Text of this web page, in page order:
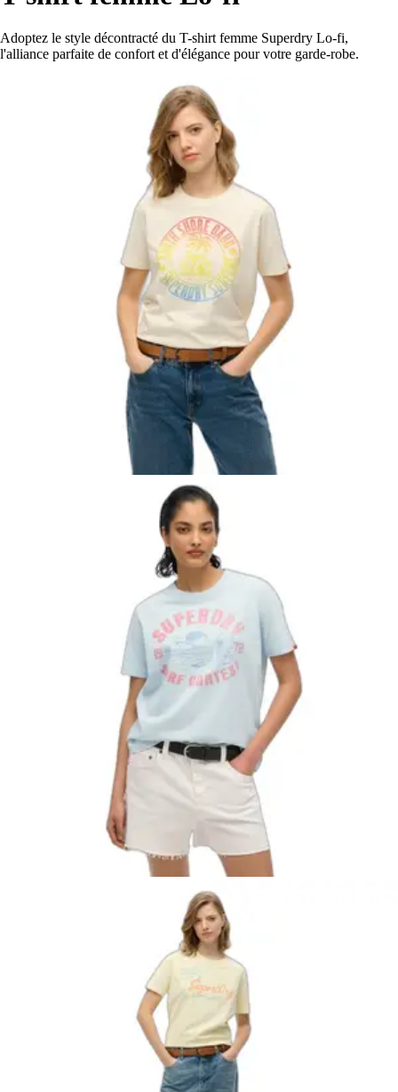
Adoptez le style décontracté du T-shirt femme Superdry Lo-fi,
l'alliance parfaite de confort et d'élégance pour votre garde-robe.